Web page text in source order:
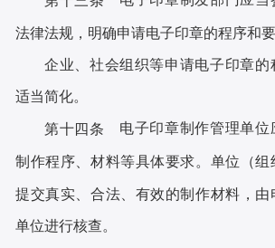
法律法规，明确申请电子印章的程序和要
企业、社会组织等申请电子印章的
适当简化。
第十四条 电子印章制作管理单位
制作程序、材料等具体要求。单位（
提交真实、合法、有效的制作材料，由
单位进行核查。